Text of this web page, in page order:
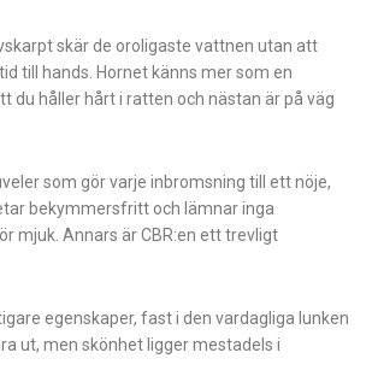
skär de oroligaste vattnen utan att
till hands. Hornet känns mer som en
håller hårt i ratten och nästan är på väg
som gör varje inbromsning till ett nöje,
bekymmersfritt och lämnar inga
mjuk. Annars är CBR:en ett trevligt
egenskaper, fast i den vardagliga lunken
ut, men skönhet ligger mestadels i